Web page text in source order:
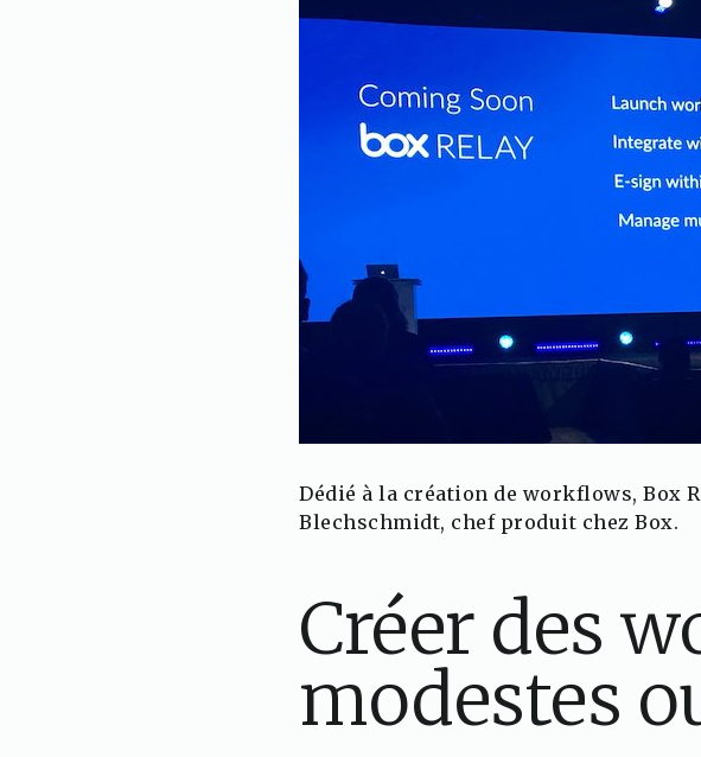
Dédié à la création de workflows, Box
Blechschmidt, chef produit chez Box.
Créer des
modestes